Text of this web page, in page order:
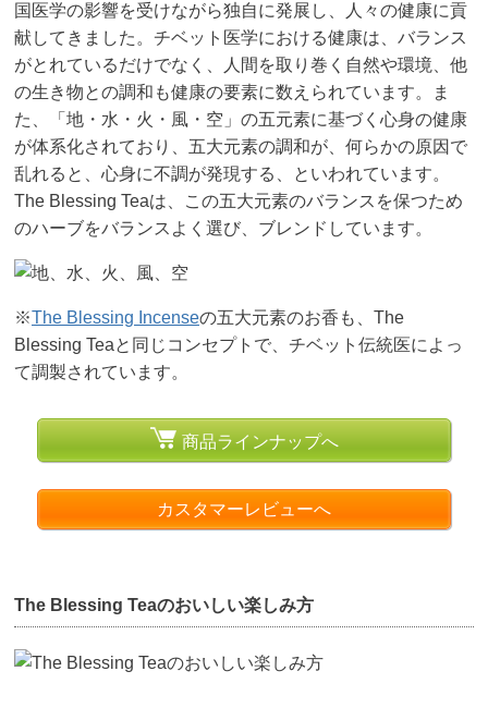
国医学の影響を受けながら独自に発展し、人々の健康に貢
献してきました。チベット医学における健康は、バランス
がとれているだけでなく、人間を取り巻く自然や環境、他
の生き物との調和も健康の要素に数えられています。ま
た、「地・水・火・風・空」の五元素に基づく心身の健康
が体系化されており、五大元素の調和が、何らかの原因で
乱れると、心身に不調が発現する、といわれています。
The Blessing Teaは、この五大元素のバランスを保つため
のハーブをバランスよく選び、ブレンドしています。
※The Blessing Incenseの五大元素のお香も、The
Blessing Teaと同じコンセプトで、チベット伝統医によっ
て調製されています。
商品ラインナップへ
カスタマーレビューへ
The Blessing Teaのおいしい楽しみ方